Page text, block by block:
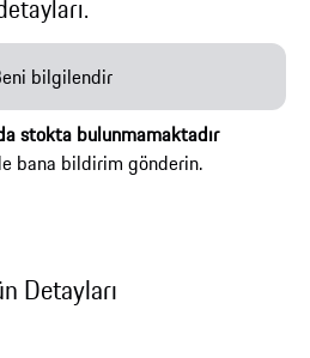
bilgilendir
stokta bulunmamaktadır
bana bildirim gönderin.
Detayları